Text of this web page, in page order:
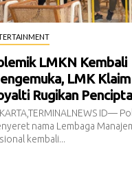
LMKN Kembali
LMK
Rugikan
ID—
nama Lembaga
kembali...